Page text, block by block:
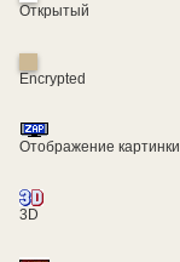
Открытый
Encrypted
Отображение картинки
3D